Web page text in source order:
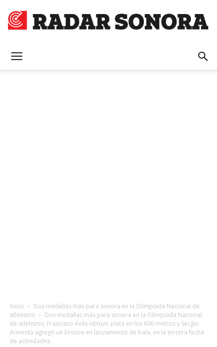
Inicio
Dos medallas más para sonora en la Olimpiada Nacional de
atletismo
Dos medallas más para sonora en la Olimpiada Nacional
de atletismo; Francisco Ávila obtuvo plata en los 600 metros y Sergio
Armenta agregó un bronce en lanzamiento de bala, en la tercera fecha
de actividades.